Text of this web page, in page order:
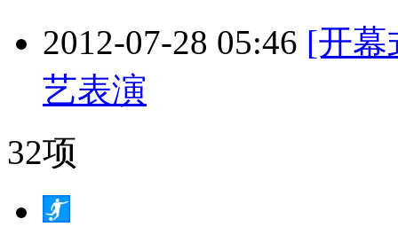
2012-07-28 05:46 [开幕
艺表演
32项